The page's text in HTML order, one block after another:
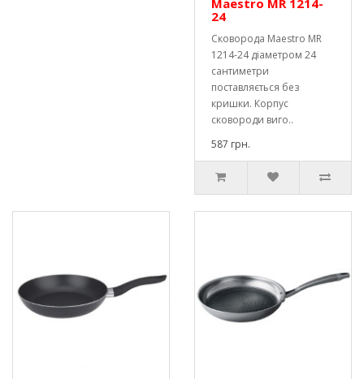
Maestro MR 1214-
24
Сковорода Maestro MR
1214-24 діаметром 24
сантиметри
поставляється без
кришки. Корпус
сковороди виго..
587 грн.